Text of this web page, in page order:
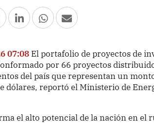
07:08 El portafolio de proyectos de
por 66 proyectos
del país que representan un
dólares, reportó el Ministerio de
el alto potencial de la nación en el